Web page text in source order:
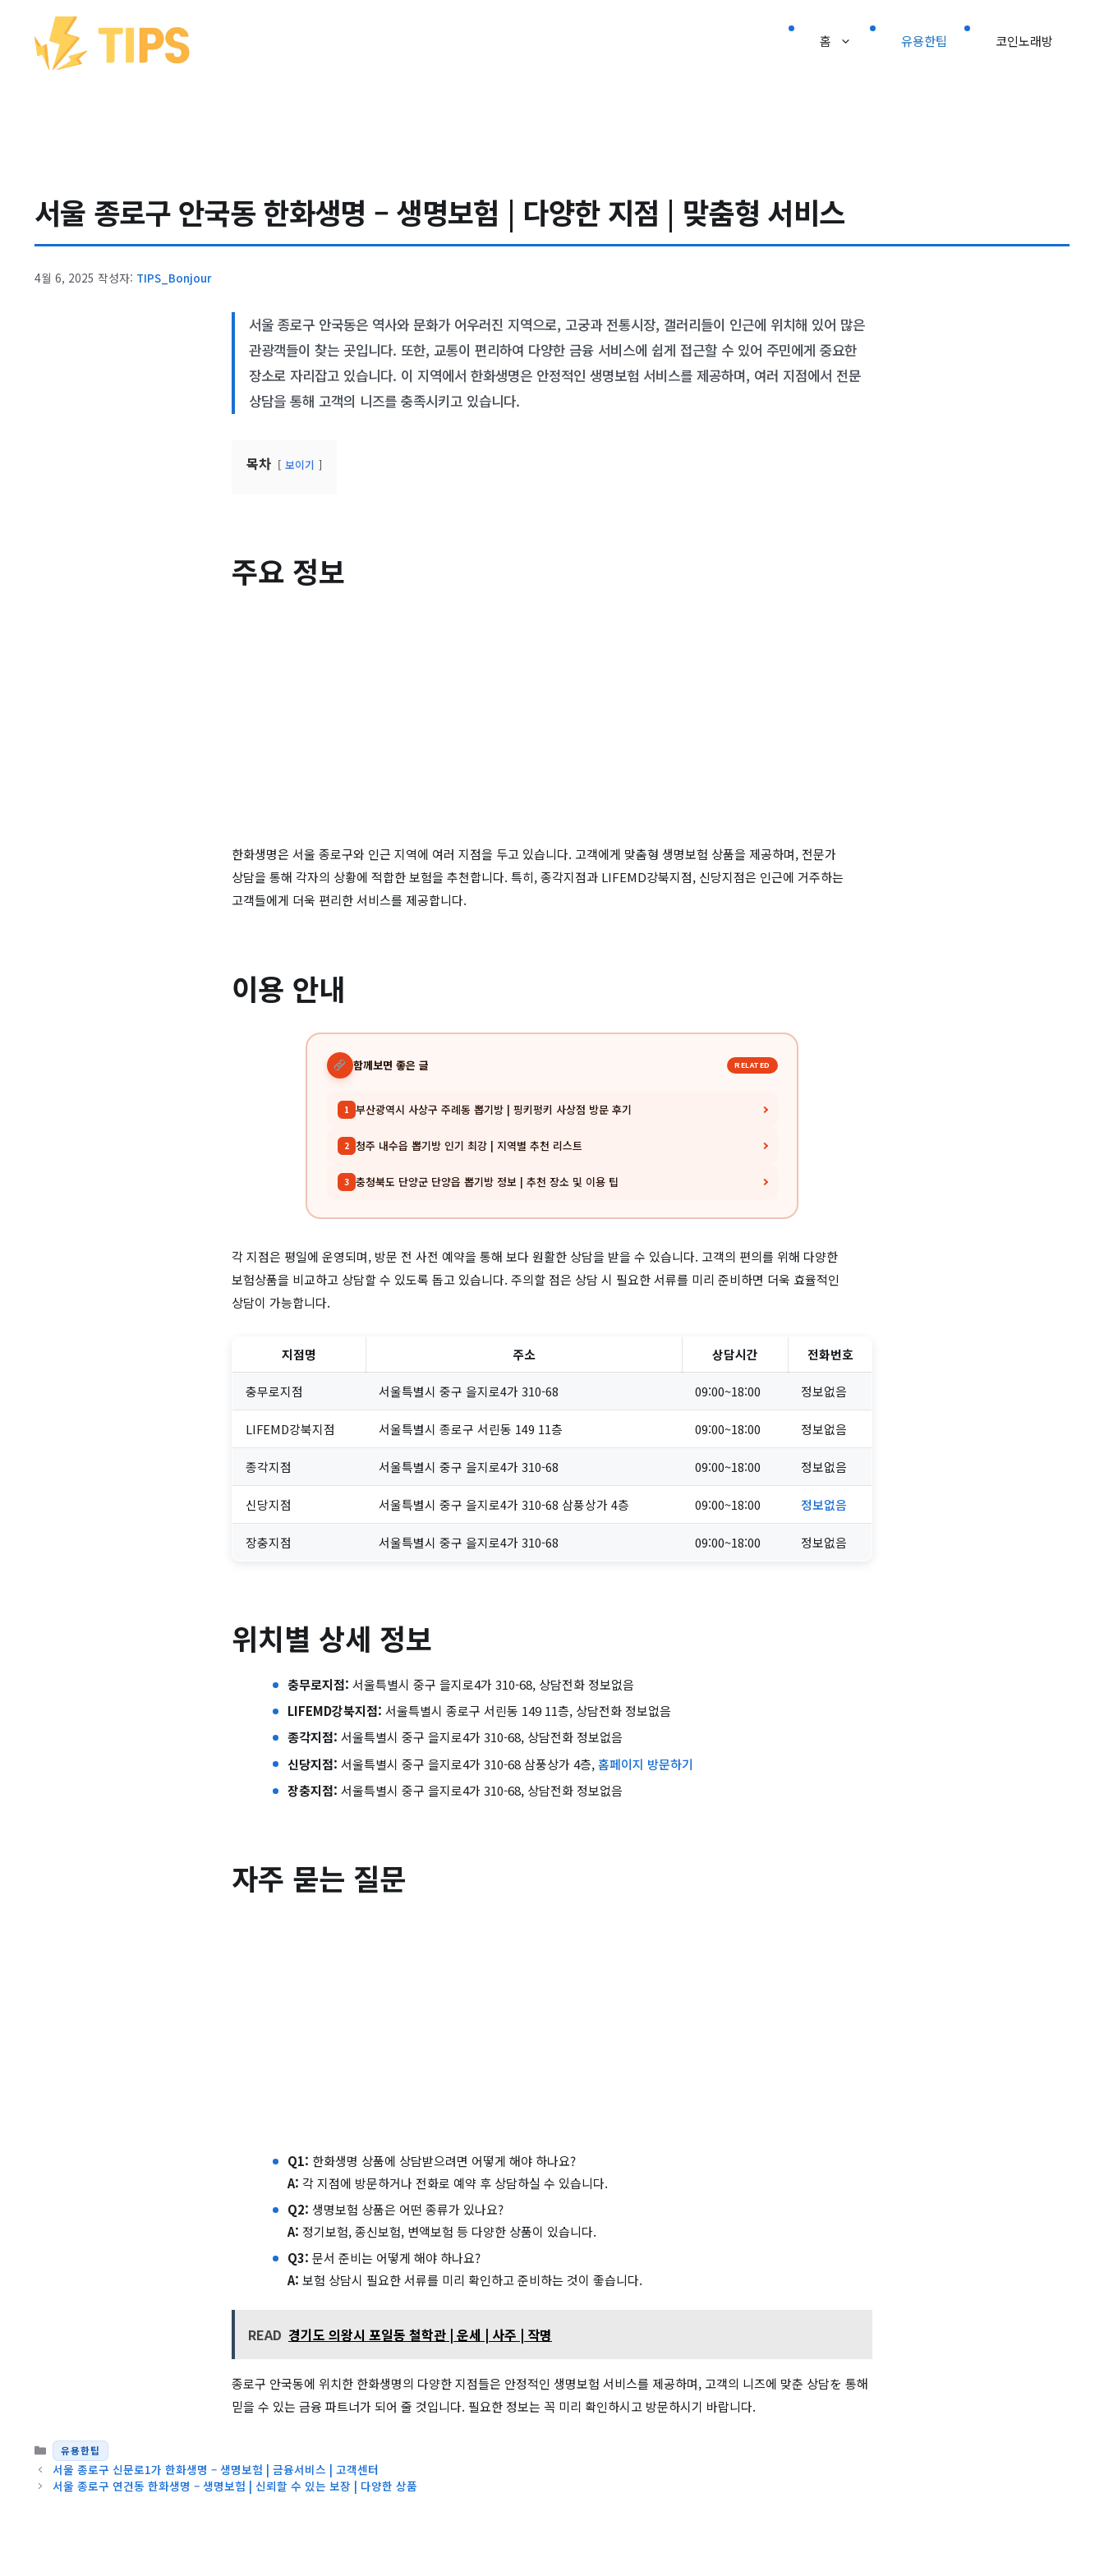
건너뛰기
홈 유용한팁 코인노래방
서울 종로구 안국동 한화생명 – 생명보험 | 다양한 지점 | 맞춤형 서비스
4월 6, 2025 작성자: TIPS_Bonjour
서울 종로구 안국동은 역사와 문화가 어우러진 지역으로, 고궁과 전통시장, 갤러리들이 인근에 위치해 있어 많은
관광객들이 찾는 곳입니다. 또한, 교통이 편리하여 다양한 금융 서비스에 쉽게 접근할 수 있어 주민에게 중요한
장소로 자리잡고 있습니다. 이 지역에서 한화생명은 안정적인 생명보험 서비스를 제공하며, 여러 지점에서 전문
상담을 통해 고객의 니즈를 충족시키고 있습니다.
목차 보이기
주요 정보
한화생명은 서울 종로구와 인근 지역에 여러 지점을 두고 있습니다. 고객에게 맞춤형 생명보험 상품을 제공하며, 전문가
상담을 통해 각자의 상황에 적합한 보험을 추천합니다. 특히, 종각지점과 LIFEMD강북지점, 신당지점은 인근에 거주하는
고객들에게 더욱 편리한 서비스를 제공합니다.
이용 안내
함께보면 좋은 글 RELATED
1 부산광역시 사상구 주례동 뽑기방 | 핑키펑키 사상점 방문 후기
2 청주 내수읍 뽑기방 인기 최강 | 지역별 추천 리스트
3 충청북도 단양군 단양읍 뽑기방 정보 | 추천 장소 및 이용 팁
각 지점은 평일에 운영되며, 방문 전 사전 예약을 통해 보다 원활한 상담을 받을 수 있습니다. 고객의 편의를 위해 다양한
보험상품을 비교하고 상담할 수 있도록 돕고 있습니다. 주의할 점은 상담 시 필요한 서류를 미리 준비하면 더욱 효율적인
상담이 가능합니다.
지점명 주소 상담시간 전화번호
충무로지점 서울특별시 중구 을지로4가 310-68 09:00~18:00 정보없음
LIFEMD강북지점 서울특별시 종로구 서린동 149 11층 09:00~18:00 정보없음
종각지점 서울특별시 중구 을지로4가 310-68 09:00~18:00 정보없음
신당지점 서울특별시 중구 을지로4가 310-68 삼풍상가 4층 09:00~18:00 정보없음
장충지점 서울특별시 중구 을지로4가 310-68 09:00~18:00 정보없음
위치별 상세 정보
충무로지점: 서울특별시 중구 을지로4가 310-68, 상담전화 정보없음
LIFEMD강북지점: 서울특별시 종로구 서린동 149 11층, 상담전화 정보없음
종각지점: 서울특별시 중구 을지로4가 310-68, 상담전화 정보없음
신당지점: 서울특별시 중구 을지로4가 310-68 삼풍상가 4층,홈페이지 방문하기
장충지점: 서울특별시 중구 을지로4가 310-68, 상담전화 정보없음
자주 묻는 질문
Q1: 한화생명 상품에 상담받으려면 어떻게 해야 하나요?
A: 각 지점에 방문하거나 전화로 예약 후 상담하실 수 있습니다.
Q2: 생명보험 상품은 어떤 종류가 있나요?
A: 정기보험, 종신보험, 변액보험 등 다양한 상품이 있습니다.
Q3: 문서 준비는 어떻게 해야 하나요?
A: 보험 상담시 필요한 서류를 미리 확인하고 준비하는 것이 좋습니다.
READ 경기도 의왕시 포일동 철학관 | 운세 | 사주 | 작명
종로구 안국동에 위치한 한화생명의 다양한 지점들은 안정적인 생명보험 서비스를 제공하며, 고객의 니즈에 맞춘 상담を 통해
믿을 수 있는 금융 파트너가 되어 줄 것입니다. 필요한 정보는 꼭 미리 확인하시고 방문하시기 바랍니다.
카테고리
유용한팁
서울 종로구 신문로1가 한화생명 – 생명보험 | 금융서비스 | 고객센터
서울 종로구 연건동 한화생명 – 생명보험 | 신뢰할 수 있는 보장 | 다양한 상품